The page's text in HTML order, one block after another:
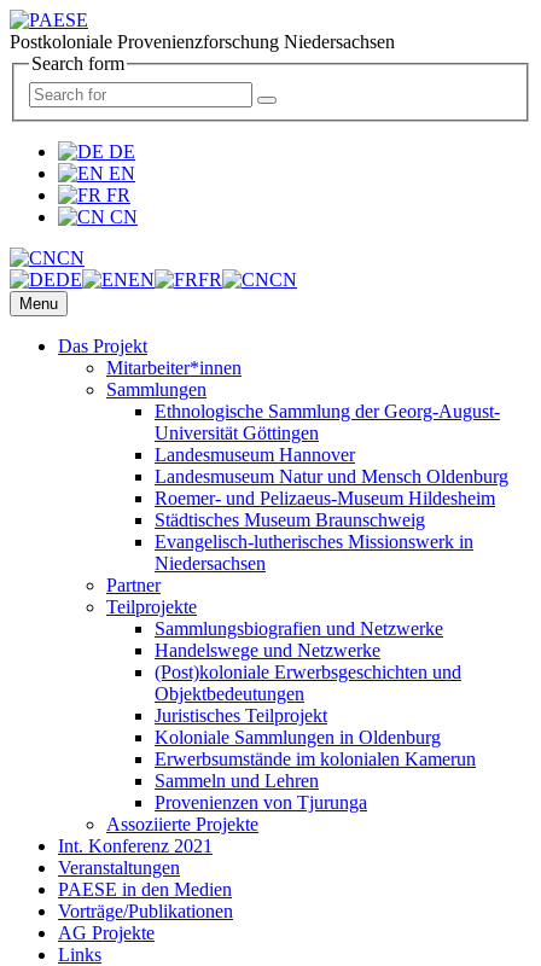
Postkoloniale Provenienzforschung Niedersachsen
Search form
DE
EN
FR
CN
CN
DE
EN FR CN
Menu
Das Projekt
Mitarbeiter*innen
Sammlungen
Ethnologische Sammlung der Georg-August-
Universität Göttingen
Landesmuseum Hannover
Landesmuseum Natur und Mensch Oldenburg
Roemer- und Pelizaeus-Museum Hildesheim
Städtisches Museum Braunschweig
Evangelisch-lutherisches Missionswerk in
Niedersachsen
Partner
Teilprojekte
Sammlungsbiografien und Netzwerke
Handelswege und Netzwerke
(Post)koloniale Erwerbsgeschichten und
Objektbedeutungen
Juristisches Teilprojekt
Koloniale Sammlungen in Oldenburg
Erwerbsumstände im kolonialen Kamerun
Sammeln und Lehren
Provenienzen von Tjurunga
Assoziierte Projekte
Int. Konferenz 2021
Veranstaltungen
PAESE in den Medien
Vorträge/Publikationen
AG Projekte
Links